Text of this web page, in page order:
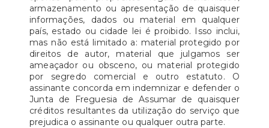
armazenamento ou apresentação de quaisquer
informações, dados ou material em qualquer
país, estado ou cidade lei é proibido. Isso inclui,
mas não está limitado a: material protegido por
direitos de autor, material que julgamos ser
ameaçador ou obsceno, ou material protegido
por segredo comercial e outro estatuto. O
assinante concorda em indemnizar e defender o
Junta de Freguesia de Assumar de quaisquer
créditos resultantes da utilização do serviço que
prejudica o assinante ou qualquer outra parte.